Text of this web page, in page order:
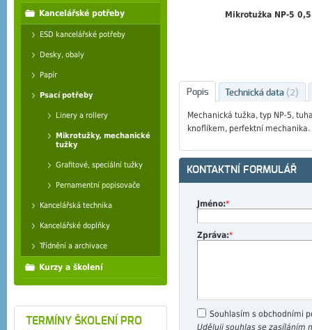
Mikrotužka NP-5
Popis Technická data (2)
Mechanická tužka, typ NP-5,
knoflíkem, perfektní mechanika.
KONTAKTNÍ FORMULÁŘ
Jméno:*
Zpráva:*
Souhlasím s obchodními
Uděluji souhlas se zasíláním
Kancelářské potřeby
ESD kancelářské potřeby
Desky, obaly
Papír
Psací potřeby
Linery a rollery
Mikrotužky, mechanické
tužky
Grafitové, speciální tužky
Pernamentní popisovače
Kancelářská technika
Kancelářské doplňky
Třídnění a archivace
Kurzy a školení
TERMÍNY ŠKOLENÍ PRO